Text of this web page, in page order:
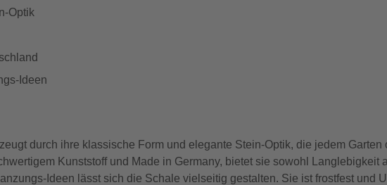
Optik
Ideen
durch ihre klassische Form und elegante Stein-Optik, die jedem
Kunststoff und Made in Germany, bietet sie sowohl Langlebigkeit
Ideen lässt sich die Schale vielseitig gestalten. Sie ist frostfest und